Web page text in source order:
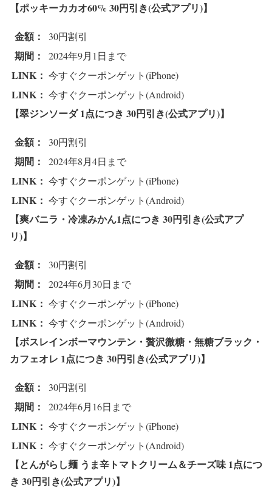
【ポッキーカカオ60% 30円引き(公式アプリ)】
金額： 30円割引
期間： 2024年9月1日まで
LINK： 今すぐクーポンゲット(iPhone)
LINK： 今すぐクーポンゲット(Android)
【翠ジンソーダ 1点につき 30円引き(公式アプリ)】
金額： 30円割引
期間： 2024年8月4日まで
LINK： 今すぐクーポンゲット(iPhone)
LINK： 今すぐクーポンゲット(Android)
【爽バニラ・冷凍みかん1点につき 30円引き(公式アプ
リ)】
金額： 30円割引
期間： 2024年6月30日まで
LINK： 今すぐクーポンゲット(iPhone)
LINK： 今すぐクーポンゲット(Android)
【ボスレインボーマウンテン・贅沢微糖・無糖ブラック・
カフェオレ 1点につき 30円引き(公式アプリ)】
金額： 30円割引
期間： 2024年6月16日まで
LINK： 今すぐクーポンゲット(iPhone)
LINK： 今すぐクーポンゲット(Android)
【とんがらし麺 うま辛トマトクリーム＆チーズ味 1点につ
き 30円引き(公式アプリ)】